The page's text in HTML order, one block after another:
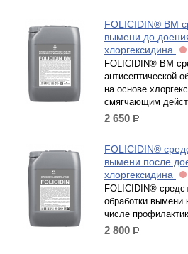
FOLICIDIN® BM
вымени до
хлоргексидина
FOLICIDIN® BM
антисептической
на основе
смягчающим
2 650 р.
FOLICIDIN®
вымени после
хлоргексидина
FOLICIDIN®
обработки вымени
числе
2 800 р.